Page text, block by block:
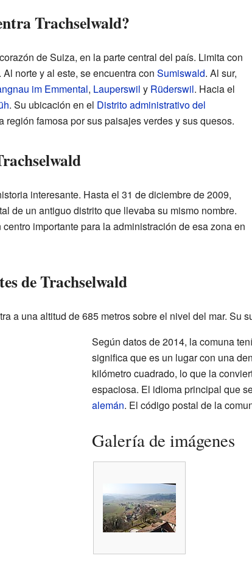
Trachselwald?
de Suiza, en la parte central del país. Limita con
norte y al este, se encuentra con Sumiswald. Al sur,
im Emmental, Lauperswil y Rüderswil. Hacia el
. Su ubicación en el Distrito administrativo del
región famosa por sus paisajes verdes y sus quesos.
interesante. Hasta el 31 de diciembre de 2009,
de un antiguo distrito que llevaba su mismo nombre.
importante para la administración de esa zona en
de Trachselwald
a una altitud de 685 metros sobre el nivel del mar. Su
Según datos de 2014, la comuna
significa que es un lugar con una
kilómetro cuadrado, lo que la
espaciosa. El idioma principal que
alemán. El código postal de la
Galería de imágenes